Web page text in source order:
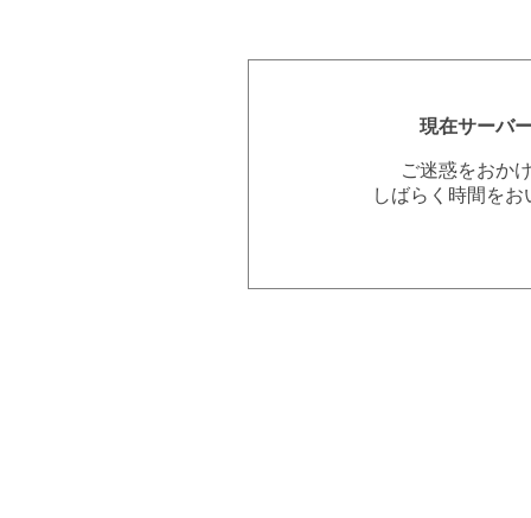
現在サーバ
ご迷惑をおか
しばらく時間を